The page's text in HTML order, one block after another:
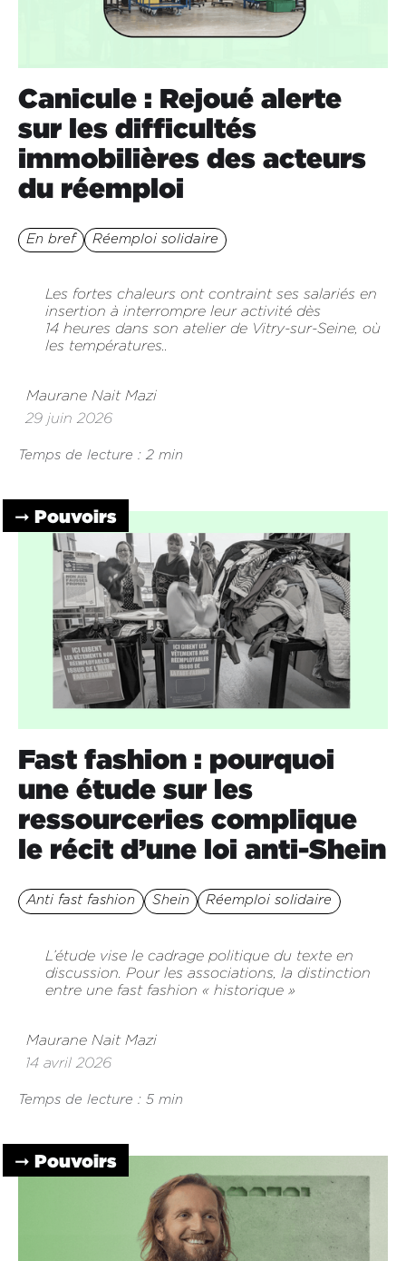
Canicule : Rejoué alerte
sur les difficultés
immobilières des acteurs
du réemploi
En bref Réemploi solidaire
Les fortes chaleurs ont contraint ses salariés en
insertion à interrompre leur activité dès
14 heures dans son atelier de Vitry-sur-Seine, où
les températures..
Maurane Nait Mazi
29 juin 2026
Temps de lecture : 2 min
➞ Pouvoirs
Fast fashion : pourquoi
une étude sur les
ressourceries complique
le récit d’une loi anti-Shein
Anti fast fashion Shein Réemploi solidaire
L’étude vise le cadrage politique du texte en
discussion. Pour les associations, la distinction
entre une fast fashion « historique »
Maurane Nait Mazi
14 avril 2026
Temps de lecture : 5 min
➞ Pouvoirs